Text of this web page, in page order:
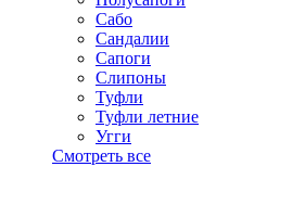
Сабо
Сандалии
Сапоги
Слипоны
Туфли
Туфли летние
Угги
Смотреть все